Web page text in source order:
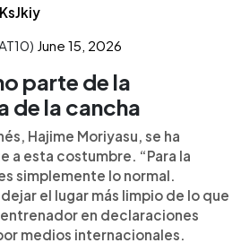
June 15, 2026
parte de la
de la cancha
Hajime Moriyasu, se ha
a esta costumbre. “Para la
simplemente lo normal.
el lugar más limpio de lo que
en declaraciones
medios internacionales.